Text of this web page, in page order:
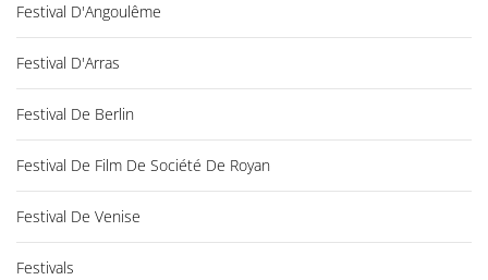
Festival D'Angoulême
Festival D'Arras
Festival De Berlin
Festival De Film De Société De Royan
Festival De Venise
Festivals